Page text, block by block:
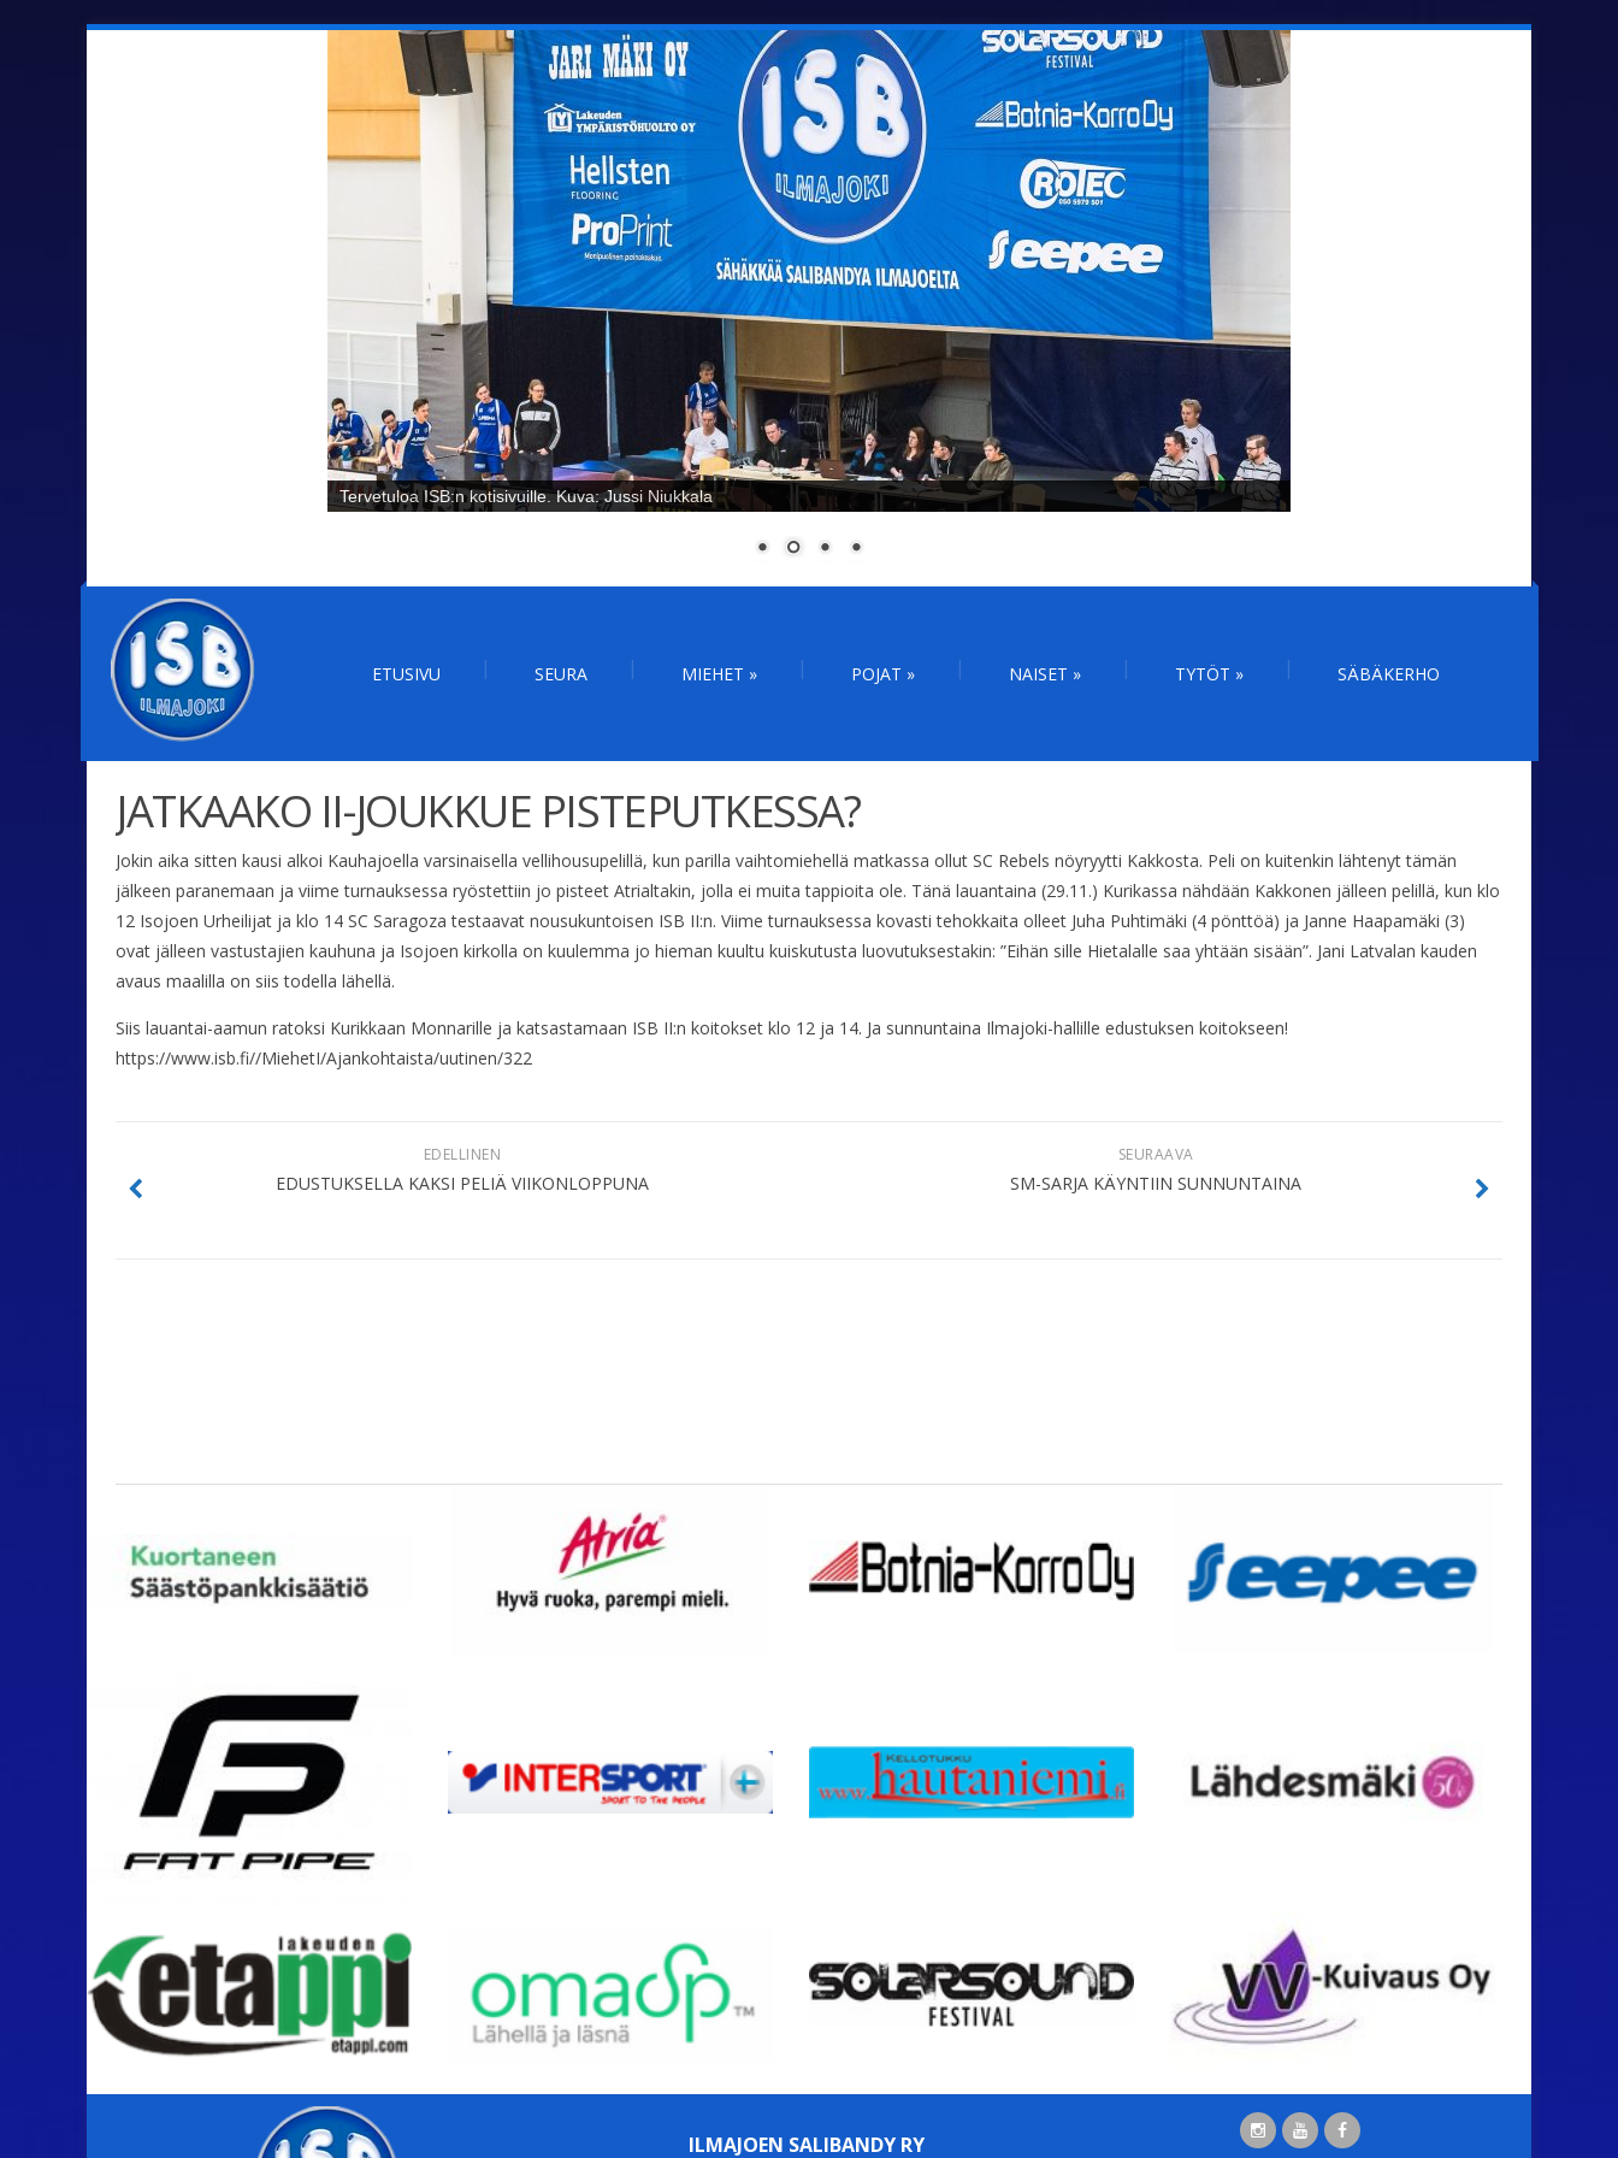
Sähäkkää salibandya Ilmajoelta! Kuva: Jussi Niukkala
ETUSIVU SEURA MIEHET » POJAT » NAISET » TYTÖT » SÄBÄKERHO
JATKAAKO II-JOUKKUE PISTEPUTKESSA?
Jokin aika sitten kausi alkoi Kauhajoella varsinaisella vellihousupelillä, kun parilla vaihtomiehellä matkassa ollut SC Rebels nöyryytti Kakkosta. Peli on kuitenkin lähtenyt tämän
jälkeen paranemaan ja viime turnauksessa ryöstettiin jo pisteet Atrialtakin, jolla ei muita tappioita ole. Tänä lauantaina (29.11.) Kurikassa nähdään Kakkonen jälleen pelillä, kun klo
12 Isojoen Urheilijat ja klo 14 SC Saragoza testaavat nousukuntoisen ISB II:n. Viime turnauksessa kovasti tehokkaita olleet Juha Puhtimäki (4 pönttöä) ja Janne Haapamäki (3)
ovat jälleen vastustajien kauhuna ja Isojoen kirkolla on kuulemma jo hieman kuultu kuiskutusta luovutuksestakin: ”Eihän sille Hietalalle saa yhtään sisään”. Jani Latvalan kauden
avaus maalilla on siis todella lähellä.
Siis lauantai-aamun ratoksi Kurikkaan Monnarille ja katsastamaan ISB II:n koitokset klo 12 ja 14. Ja sunnuntaina Ilmajoki-hallille edustuksen koitokseen!
https://www.isb.fi//MiehetI/Ajankohtaista/uutinen/322
SEURAAVA
SM-SARJA KÄYNTIIN SUNNUNTAINA
EDELLINEN
EDUSTUKSELLA KAKSI PELIÄ VIIKONLOPPUNA
ILMAJOEN SALIBANDY RY